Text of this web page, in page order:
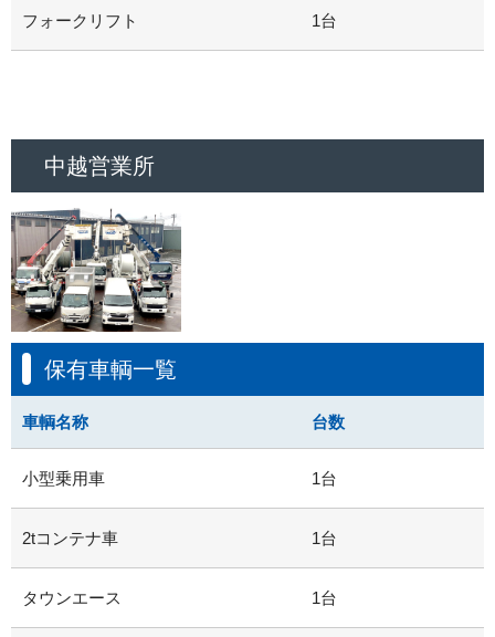
フォークリフト 1台
中越営業所
保有車輌一覧
車輌名称 台数
小型乗用車 1台
2tコンテナ車 1台
タウンエース 1台